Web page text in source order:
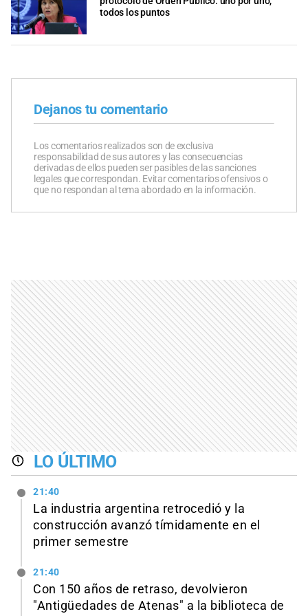
todos los puntos
Dejanos tu comentario
Los comentarios realizados son de exclusiva
responsabilidad de sus autores y las consecuencias
derivadas de ellos pueden ser pasibles de las sanciones
legales que correspondan. Evitar comentarios ofensivos o
que no respondan al tema abordado en la información.
LO ÚLTIMO
21:40
La industria argentina retrocedió y la
construcción avanzó tímidamente en el
primer semestre
21:40
Con 150 años de retraso, devolvieron
"Antigüedades de Atenas" a la biblioteca de